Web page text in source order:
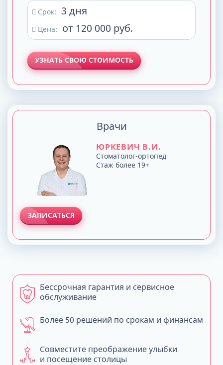
Срок: 3 дня
Цена: от 120 000 руб.
УЗНАТЬ СВОЮ СТОИМОСТЬ
Врачи
ЮРКЕВИЧ В.И.
Стоматолог-ортопед
Стаж более 19+
ЗАПИСАТЬСЯ
Совместите преображение улыбки
и посещение столицы
Бессрочная гарантия и сервисное
обслуживание
Более 50 решений по срокам и финансам